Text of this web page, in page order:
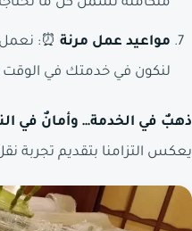
مواعيد عمل مرنة
لنكون في خدمتك في الوقت
ذهبٌ في الخدمة… وأمانٌ في
يعكس التزامنا بتقديم تجربة